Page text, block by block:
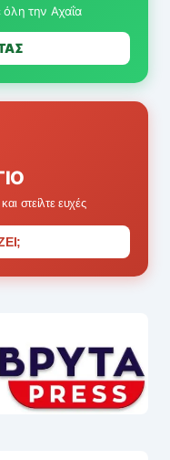
όλη την Αχαΐα
στείλτε ευχές